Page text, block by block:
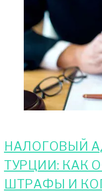
НАЛОГОВЫЙ
ТУРЦИИ: КАК
ШТРАФЫ И